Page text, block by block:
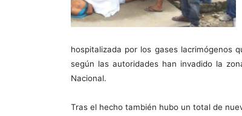
hospitalizada por los gases lacrimógenos
según las autoridades han invadido la
Nacional.
Tras el hecho también hubo un total de